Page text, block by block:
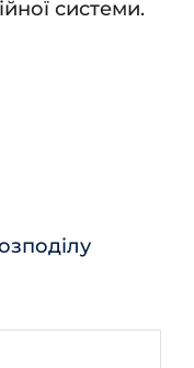
системи.